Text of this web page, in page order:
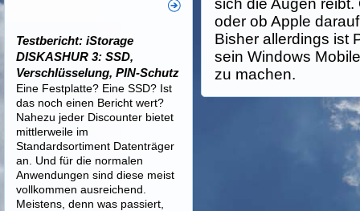
sich die Augen
oder ob Apple
Bisher allerdings ist
sein Windows
zu machen.
Testbericht: iStorage
DISKASHUR 3: SSD,
Verschlüsselung, PIN-Schutz
Eine Festplatte? Eine SSD? Ist
das noch einen Bericht wert?
Nahezu jeder Discounter bietet
mittlerweile im
Standardsortiment Datenträger
an. Und für die normalen
Anwendungen sind diese meist
vollkommen ausreichend.
Meistens, denn was passiert,